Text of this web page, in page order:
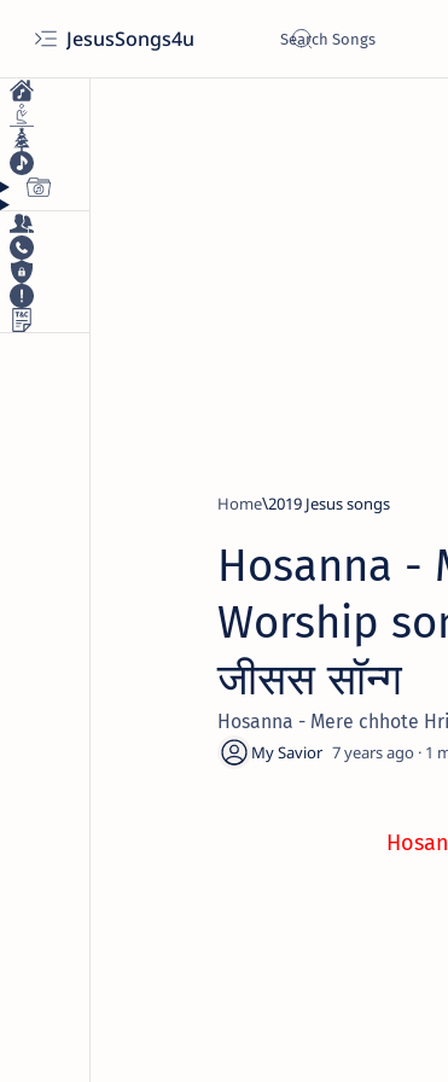
JesusSongs4u
Home 2019 Jesus songs
Hosanna -
Worship
जीसस सॉन्ग
Hosanna - Mere chhote
7 years ago 1